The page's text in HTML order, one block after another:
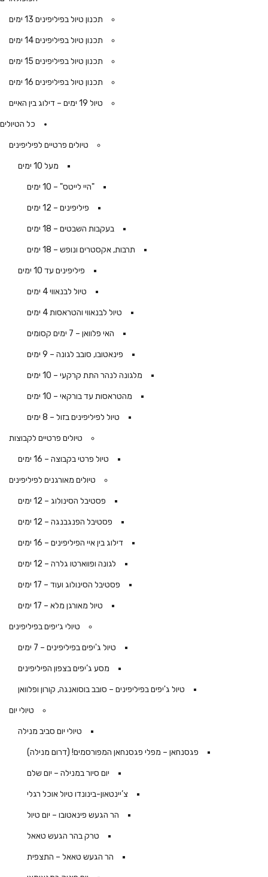
תכנון טיול בפיליפינים 13 ימים
תכנון טיול בפיליפינים 14 ימים
תכנון טיול בפיליפינים 15 ימים
תכנון טיול בפיליפינים 16 ימים
טיול 19 ימים – דילוג בין האיים
כל הטיולים
טיולים פרטיים לפיליפינים
מעל 10 ימים
"היי לייטס" – 10 ימים
פיליפינים – 12 ימים
בעקבות השבטים – 18 ימים
תרבות, אקסטרים ונופש – 18 ימים
פיליפינים עד 10 ימים
טיול לבנאווי 4 ימים
טיול לבנאווי והטראסות 4 ימים
האי פלוואן – 7 ימים קסומים
פינאטובו, סובב לגונה – 9 ימים
מלגונה לנהר התת קרקעי – 10 ימים
מהטראסות עד בורקאי – 10 ימים
טיול לפיליפינים בזול – 8 ימים
טיולים פרטיים לקבוצות
טיול פרטי בקבוצה – 16 ימים
טיולים מאורגנים לפיליפינים
פסטיבל הסינולוג – 12 ימים
פסטיבל הפנגבנגה – 12 ימים
דילוג בין איי הפיליפינים – 16 ימים
לגונה ופווארטו גלרה – 12 ימים
פסטיבל הסינולוג ועוד – 17 ימים
טיול מאורגן מלא – 17 ימים
טיולי ג׳יפים בפיליפינים
טיול ג'יפים בפיליפינים – 7 ימים
מסע ג’יפים בצפון הפיליפינים
טיול ג'יפים בפיליפינים – סובב בוסואנגה, קורון ופלוואן
טיולי יום
טיולי יום סביב מנילה
פגסנחאן – מפלי פגסנחאן המפורסמים! (דרום מנילה)
יום סיור במנילה – יום שלם
צ’יינטאון-בינונדו טיול אוכל רגלי
הר הגעש פינאטובו – יום טיול
טרק בהר הגעש טאאל
הר הגעש טאאל – התצפית